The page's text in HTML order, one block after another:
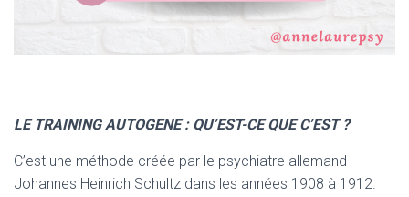
LE TRAINING AUTOGENE : QU’EST-CE QUE C’EST ?
C’est une méthode créée par le psychiatre allemand
Johannes Heinrich Schultz dans les années 1908 à 1912.